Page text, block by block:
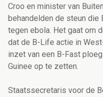
Croo en minister van
behandelden de steun die
tegen ebola. Het gaat om
dat de B-Life actie in
inzet van een B-Fast
Guinee op te zetten.
Staatssecretaris voor de